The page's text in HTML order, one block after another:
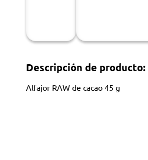
Descripción de producto:
Alfajor RAW de cacao 45 g